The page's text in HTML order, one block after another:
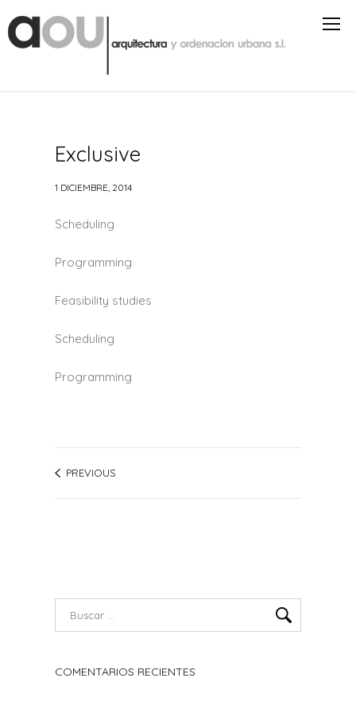
Exclusive
1 DICIEMBRE, 2014
Scheduling
Programming
Feasibility studies
Scheduling
Programming
PREVIOUS
COMENTARIOS RECIENTES